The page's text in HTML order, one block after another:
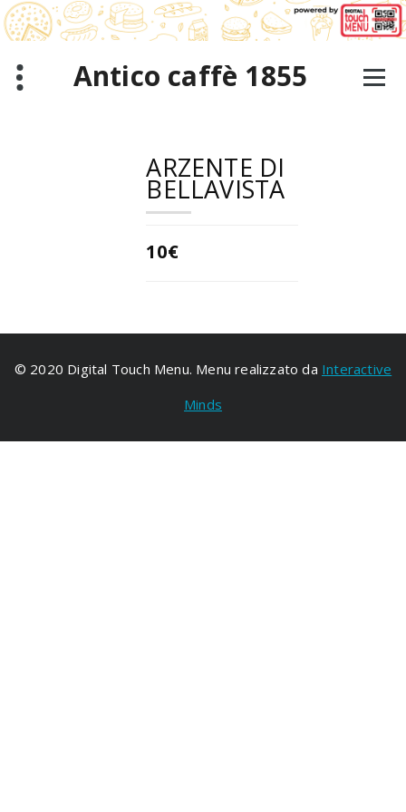
跳
至
正
Antico caffè 1855
ARZENTE DI
BELLAVISTA
10€
© 2020 Digital Touch Menu. Menu realizzato da Interactive
Minds